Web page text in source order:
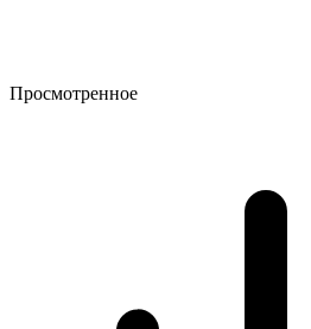
Просмотренное